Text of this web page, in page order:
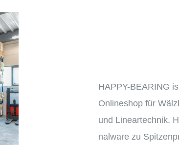
HAPPY-BEARING
Online­shop für
und Linear­tech­nik.
nal­ware zu